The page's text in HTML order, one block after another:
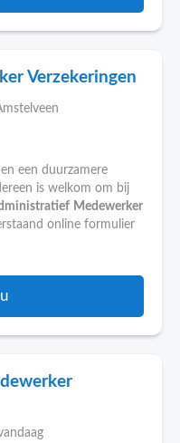
Verzekeringen
een duurzamere
is welkom om bij
Medewerker
online formulier